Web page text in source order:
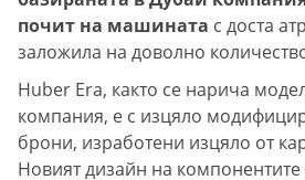
почит на машината с доста
заложила на доволно
Huber Era, както се нарича
компания, е с изцяло
брони, изработени изцяло от
Новият дизайн на